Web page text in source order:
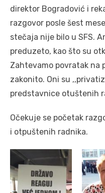
direktor Bogradović i
razgovor posle šest
stečaja nije bilo u SFS.
preduzeto, kao što su
Zahtevamo povratak na
zakonito. Oni su
predstavnice otuštenih
Očekuje se početak
i otpuštenih radnika.